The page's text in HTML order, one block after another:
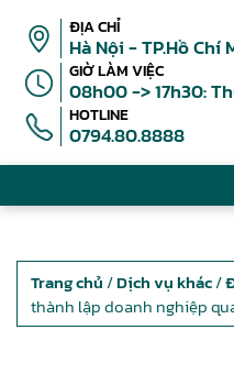
ĐỊA CHỈ
Hà Nội - TP.Hồ Chí
GIỜ LÀM VIỆC
08h00 -> 17h30:
HOTLINE
0794.80.8888
Trang chủ /Dịch vụ khác/
thành lập doanh nghiệp